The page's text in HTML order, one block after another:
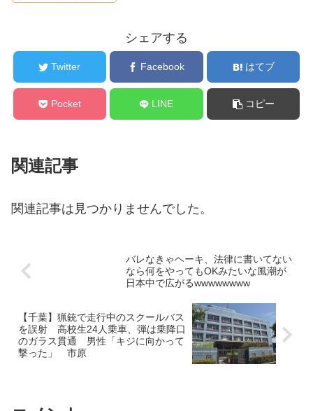
シェアする
Twitter Facebook はてブ
Pocket LINE コピー
関連記事
関連記事は見つかりませんでした。
バレなきゃヘーキ、法律に書いてない
なら何をやってもOKみたいな風潮が
日本中で広がるwwwwwwww
【千葉】猟銃で走行中のスクールバス
を誤射 高校生24人乗車、弾は乗降口
のガラス貫通 男性「キジに向かって
撃った」 市原